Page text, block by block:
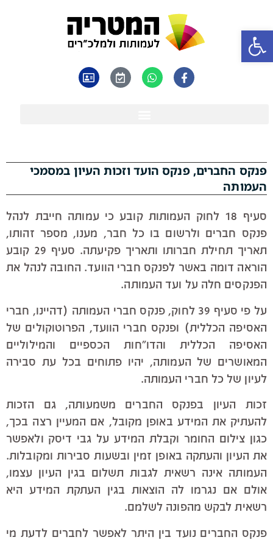
פתח סרגל נגישות
פנקס החברים, פנקס הועד וזכות העיון במסמכי
העמותה
סעיף 18 לחוק העמותות קובע כי עמותה חייבת לנהל
פנקס חברים ולרשום בו כל חבר, מענו, מספר זהותו,
תאריך תחילת חברותו ותאריך פקיעתה. סעיף 29 קובע
הוראה דומה באשר לפנקס חברי הוועד. החובה לנהל את
הפנקסים חלה על ועד העמותה.
על פי סעיף 39 לחוק, פנקס חברי העמותה (דהיינו, חברי
האסיפה הכללית) ופנקס חברי הוועד, הפרוטוקולים של
האסיפה הכללית והדו"חות הכספיים והמילוליים
המאושרים של העמותה, יהיו פתוחים בכל עת סבירה
לעיון של כל חברי העמותה.
זכות העיון בפנקס החברים משמעותה, גם הזכות
להעתיק את המידע באופן מקובל, אם המעיין רצה בכך,
כגון צילום החומר וקבלת המידע על גבי דיסק ולאפשר
את העיון והעתקה באופן זמין ובשעות סבירות ומקובלות.
העמותה אינה רשאית לגבות תשלום בגין העיון עצמו,
אולם אם נגרמו לה הוצאות בגין העתקת המידע היא
רשאית לבקש מהפונה לשלמם.
פנקס החברים נועד בין היתר לאפשר לחברים לדעת מי